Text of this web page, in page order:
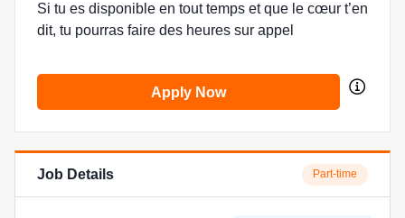
Si tu es disponible en tout temps et que le cœur t’en
dit, tu pourras faire des heures sur appel
Apply Now
Job Details Part-time